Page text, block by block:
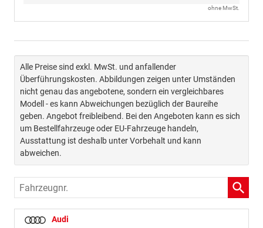
ohne MwSt.
Alle Preise sind exkl. MwSt. und anfallender
Überführungskosten. Abbildungen zeigen unter Umständen
nicht genau das angebotene, sondern ein vergleichbares
Modell - es kann Abweichungen bezüglich der Baureihe
geben. Angebot freibleibend. Bei den Angeboten kann es sich
um Bestellfahrzeuge oder EU-Fahrzeuge handeln,
Ausstattung ist deshalb unter Vorbehalt und kann
abweichen.
Fahrzeugnr.
Audi